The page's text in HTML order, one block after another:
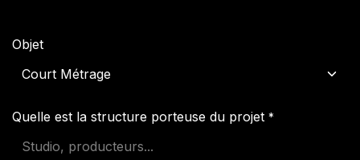
Objet
Quelle est la structure porteuse du projet *